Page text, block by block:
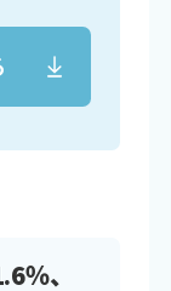
％、